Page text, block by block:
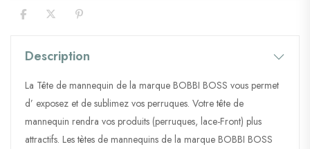
Description
La Tête de mannequin de la marque BOBBI BOSS vous permet
d’ exposez et de sublimez vos perruques. Votre tête de
mannequin rendra vos produits (perruques, lace-Front) plus
attractifs. Les tètes de mannequins de la marque BOBBI BOSS